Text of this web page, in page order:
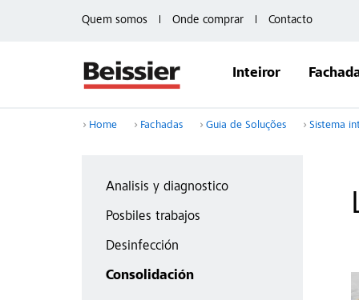
Quem somos Onde comprar Contacto
Inteiror
Home Fachadas Guia de Soluções Sistema
Analisis y diagnostico
Posbiles trabajos
Desinfección
Consolidación